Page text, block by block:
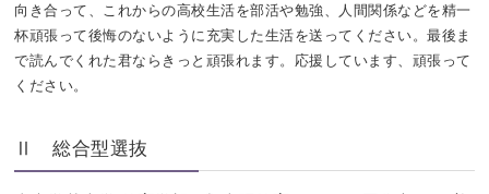
向き合って、これからの高校生活を部活や勉強、人間関係などを精一
杯頑張って後悔のないように充実した生活を送ってください。最後ま
で読んでくれた君ならきっと頑張れます。応援しています、頑張って
ください。
Ⅱ 総合型選抜